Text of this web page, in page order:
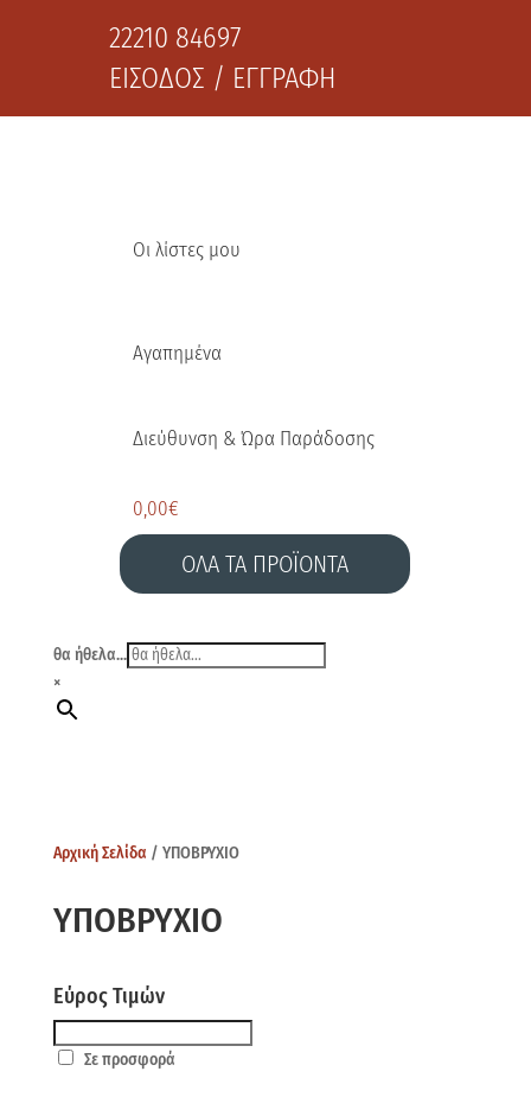
22210 84697
ΕΙΣΟΔΟΣ / ΕΓΓΡΑΦΗ
Οι λίστες μου
Αγαπημένα
Διεύθυνση & Ώρα Παράδοσης
0,00€
ΟΛΑ ΤΑ ΠΡΟΪΟΝΤΑ
θα ήθελα...
×
Αρχική Σελίδα / ΥΠΟΒΡΥΧΙΟ
ΥΠΟΒΡΥΧΙΟ
Εύρος Τιμών
Σε προσφορά